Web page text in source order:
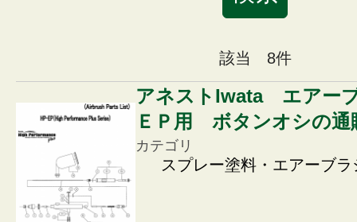
該当 8件
アネストIwata エアー
ＥＰ用 ボタンオシの通
カテゴリ
スプレー塗料・エアーブラ